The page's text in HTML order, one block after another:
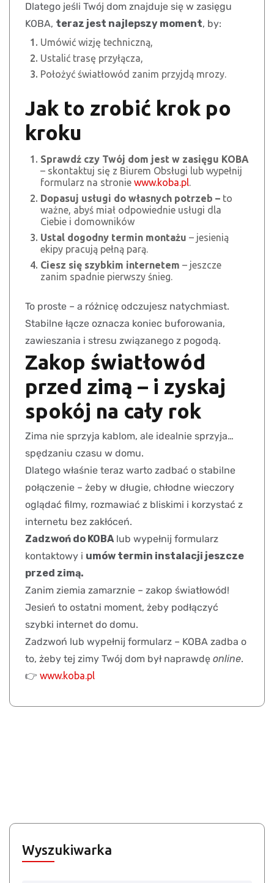
Dlatego jeśli Twój dom znajduje się w zasięgu
KOBA, teraz jest najlepszy moment, by:
Umówić wizję techniczną,
Ustalić trasę przyłącza,
Położyć światłowód zanim przyjdą mrozy.
Jak to zrobić krok po
kroku
Sprawdź czy Twój dom jest w zasięgu KOBA
– skontaktuj się z Biurem Obsługi lub wypełnij
formularz na stronie www.koba.pl.
Dopasuj usługi do własnych potrzeb – to
ważne, abyś miał odpowiednie usługi dla
Ciebie i domowników
Ustal dogodny termin montażu – jesienią
ekipy pracują pełną parą.
Ciesz się szybkim internetem – jeszcze
zanim spadnie pierwszy śnieg.
To proste – a różnicę odczujesz natychmiast.
Stabilne łącze oznacza koniec buforowania,
zawieszania i stresu związanego z pogodą.
Zakop światłowód
przed zimą – i zyskaj
spokój na cały rok
Zima nie sprzyja kablom, ale idealnie sprzyja…
spędzaniu czasu w domu.
Dlatego właśnie teraz warto zadbać o stabilne
połączenie – żeby w długie, chłodne wieczory
oglądać filmy, rozmawiać z bliskimi i korzystać z
internetu bez zakłóceń.
Zadzwoń do KOBAlub wypełnij formularz
kontaktowy i umów termin instalacji jeszcze
przed zimą.
Zanim ziemia zamarznie – zakop światłowód!
Jesień to ostatni moment, żeby podłączyć
szybki internet do domu.
Zadzwoń lub wypełnij formularz – KOBA zadba o
to, żeby tej zimy Twój dom był naprawdę online.
👉 www.koba.pl
Wyszukiwarka